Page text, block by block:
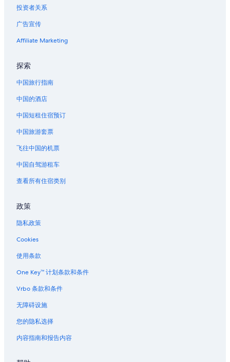
位于格林山瀑布的沙滩酒店
位于古德溪的娱乐场酒店
布拉斯艾斯赌场附近的酒店
北科罗拉多斯普林斯的农业旅游旅馆
北科罗拉多斯普林斯的私人度假屋
北科罗拉多斯普林斯的度假村
西北科罗拉多泉的酒店
位于克里普尔克里克的Great Wolf Lodge酒店
位于迪维德的 5 星级酒店
大狼旅馆水上公园附近的酒店
伍德兰帕克的木舍
黑森林的酒店
投资者关系
广告宣传
Affiliate Marketing
探索
中国旅行指南
中国的酒店
中国短租住宿预订
中国旅游套票
飞往中国的机票
中国自驾游租车
查看所有住宿类别
政策
隐私政策
Cookies
使用条款
One Key™ 计划条款和条件
Vrbo 条款和条件
无障碍设施
您的隐私选择
内容指南和报告内容